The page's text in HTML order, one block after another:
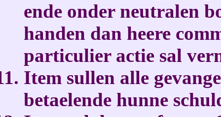
ende onder neutralen
handen dan heere
particulier actie sal
Item sullen alle
betaelende hunne